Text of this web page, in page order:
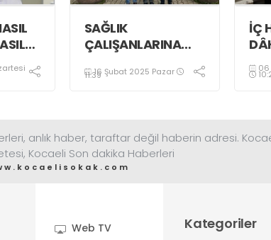
SAĞLIK
ÇALIŞANLARINA
ZARURETTİR
16 Şubat 2025 Pazar
11:39
İÇ
06
anlık haber, taraftar değil haberin adresi.
Kocaeli Son dakika Haberleri
Web TV
Kategoriler